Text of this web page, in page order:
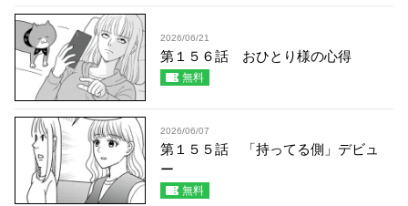
2026/06/21
第１５６話 おひとり様の心得
無料
2026/06/07
第１５５話 「持ってる側」デビュ
ー
無料